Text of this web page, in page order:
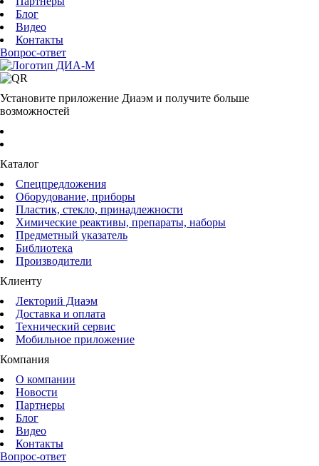
Блог
Видео
Контакты
Вопрос-ответ
Установите приложение Диаэм и получите больше
возможностей
Каталог
Спецпредложения
Оборудование, приборы
Пластик, стекло, принадлежности
Химические реактивы, препараты, наборы
Предметный указатель
Библиотека
Производители
Клиенту
Лекторий Диаэм
Доставка и оплата
Технический сервис
Мобильное приложение
Компания
О компании
Новости
Партнеры
Блог
Видео
Контакты
Вопрос-ответ